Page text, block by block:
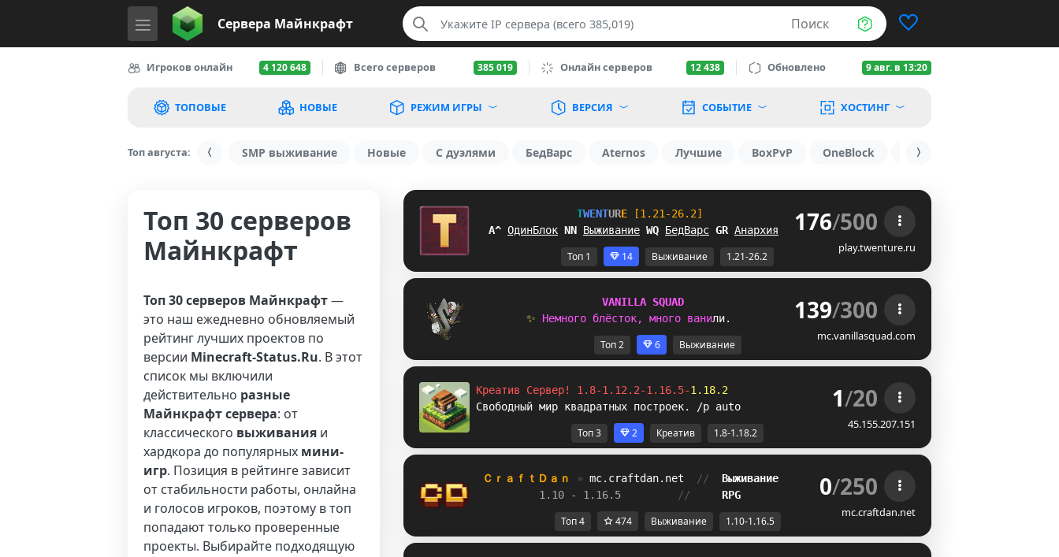
Сервера Майнкрафт Поиск
Игроков онлайн 4 120 648 Всего серверов 385 019 Онлайн серверов 12 438 Обновлено 9 авг. в 13:20
ТОПОВЫЕ НОВЫЕ РЕЖИМ ИГРЫ ВЕРСИЯ СОБЫТИЕ ХОСТИНГ
Топ августа: SMP выживание Новые С дуэлями БедВарс Aternos Лучшие BoxPvP OneBlock 1.19.3
Топ 30 серверов
Майнкрафт
Топ 30 серверов Майнкрафт—
это наш ежедневно обновляемый
рейтинг лучших проектов по
версии Minecraft-Status.Ru. В этот
список мы включили
действительно разные
Майнкрафт сервера: от
классического выживания и
хардкора до популярных мини-
игр. Позиция в рейтинге зависит
от стабильности работы, онлайна
и голосов игроков, поэтому в топ
попадают только проверенные
проекты. Выбирайте подходящую
TWENTURE
[1.21-26.2]
BF ОдинБлок _Z Выживание O\ БедВарс @F Анархия 176/500
play.twenture.ru
Топ 1 14 Выживание 1.21-26.2
VANIL L A SQUAD
✨ Немного блёсток, много ванили. 139/300
mc.vanillasquad.com
Топ 2 6 Выживание
Креатив Сервер! 1.8-1.12.2-1.16.5-1.18.2
Свободный мир квадратных построек. /p auto
1/20
45.155.207.151
Топ 3 2 Креатив 1.8-1.18.2
ＣｒａｆｔＤａｎ » mc.craftdan.net // Выживание
1.10 - 1.16.5
// RPG 0/250
mc.craftdan.net
Топ 4 474 Выживание 1.10-1.16.5